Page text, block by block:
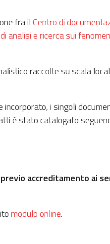
fra ilCentro di
analisi e ricerca sui
raccolte su scala
i singoli
è stato catalogato
accreditamento ai
modulo online.